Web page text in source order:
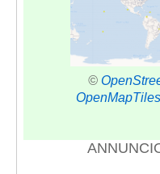
©
OpenMapTiles